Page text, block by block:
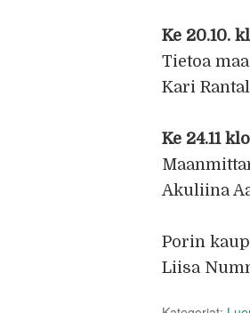
Ke 20.10.
Tietoa
Kari
Ke 24.11
Akuliina
Porin
Liisa